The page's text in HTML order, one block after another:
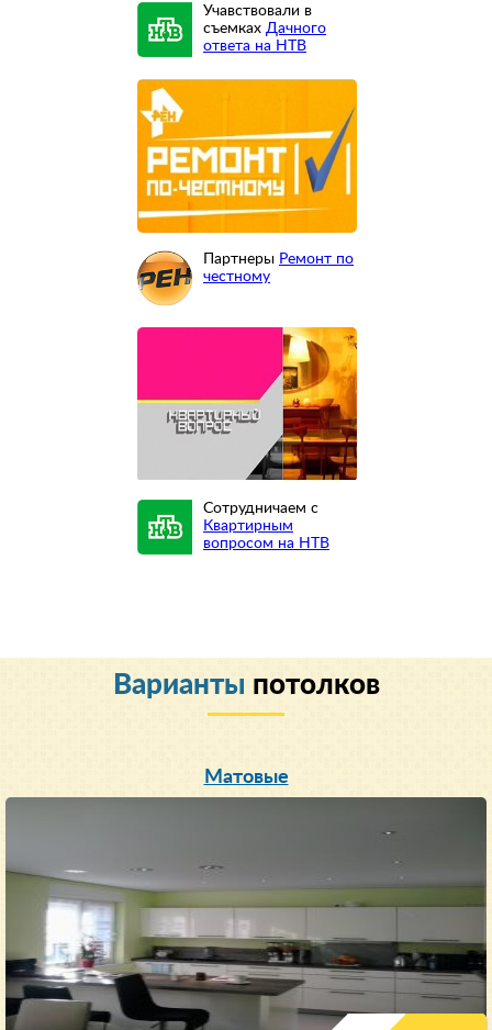
Учавствовали в
съемках Дачного
ответа на НТВ
Партнеры Ремонт по
честному
Сотрудничаем с
Квартирным
вопросом на НТВ
Варианты потолков
Матовые